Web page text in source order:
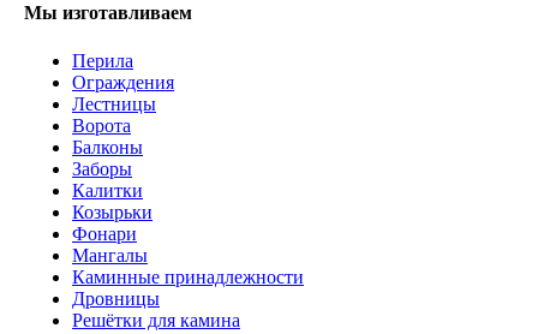
Мы изготавливаем
Перила
Ограждения
Лестницы
Ворота
Балконы
Заборы
Калитки
Козырьки
Фонари
Мангалы
Каминные принадлежности
Дровницы
Решётки для камина